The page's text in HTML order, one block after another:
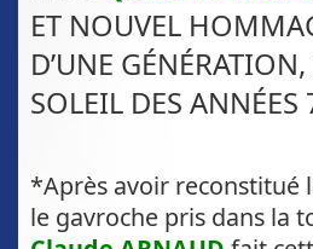
ET NOUVEL
D’UNE
SOLEIL DES ANNÉES
*Après avoir reconstitué
le gavroche pris dans la